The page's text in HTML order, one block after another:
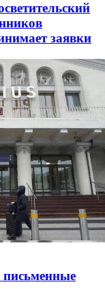
заявки